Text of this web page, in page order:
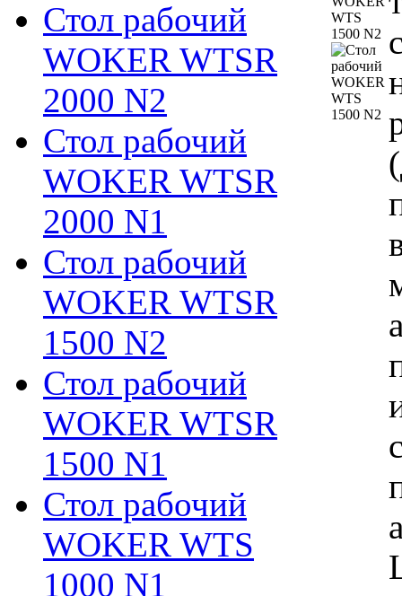
Стол рабочий
WOKER WTSR
2000 N2
Стол рабочий
WOKER WTSR
2000 N1
Стол рабочий
WOKER WTSR
1500 N2
Стол рабочий
WOKER WTSR
1500 N1
Стол рабочий
WOKER WTS
1000 N1